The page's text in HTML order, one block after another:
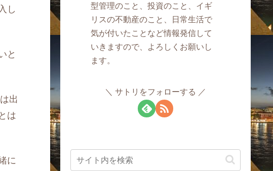
し
と
出
は
に
型管理のこと、投資のこと、イギ
リスの不動産のこと、日常生活で
気が付いたことなど情報発信して
いきますので、よろしくお願いし
ます。
サトリをフォローする